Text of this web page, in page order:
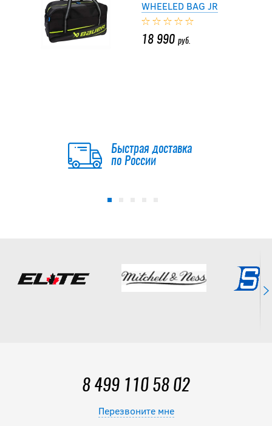
WHEELED BAG JR
18 990 руб.
18 990руб.
Быстрая доставка
по России
8 499 110 58 02
Перезвоните мне